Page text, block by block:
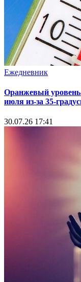
Ежедневник
Оранжевый уровень
июля из‑за
30.07.26 17:41